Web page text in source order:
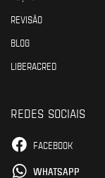
REVISÃO
BLOG
LIBERACRED
REDES SOCIAIS
FACEBOOK
WHATSAPP